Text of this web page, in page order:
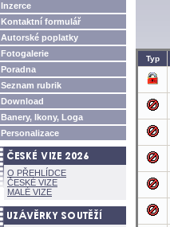
Inzerce
Kontaktní formulář
Autorské poplatky
Fotogalerie
Poradna
Seznam rubrik
Download
Banery, Ikony, Loga
Personalizace
O PŘEHLÍDCE
ČESKÉ VIZE
MALÉ VIZE
Typ